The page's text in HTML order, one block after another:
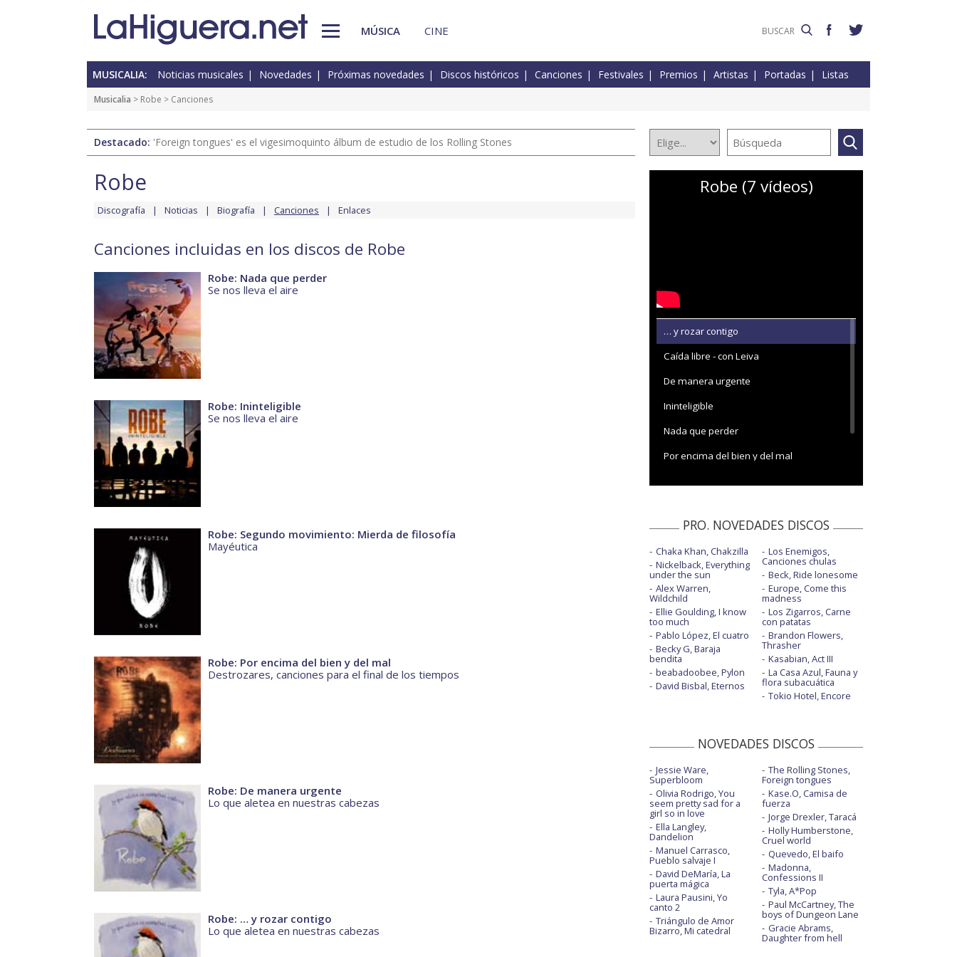
MÚSICA CINE
MUSICALIA: Noticias musicales Novedades Próximas novedades Discos históricos Canciones Festivales Premios Artistas Portadas Listas
Musicalia > Robe > Canciones
Destacado: 'Foreign tongues' es el vigesimoquinto álbum de estudio de los Rolling Stones
Robe
Discografía Noticias Biografía Canciones Enlaces
Canciones incluidas en los discos de Robe
Robe: Nada que perder
Se nos lleva el aire
Robe: Ininteligible
Se nos lleva el aire
Robe: Segundo movimiento: Mierda de filosofía
Mayéutica
Robe: Por encima del bien y del mal
Destrozares, canciones para el final de los tiempos
Robe: De manera urgente
Lo que aletea en nuestras cabezas
Robe: … y rozar contigo
Lo que aletea en nuestras cabezas
Robe (7 vídeos)
… y rozar contigo
Caída libre - con Leiva
De manera urgente
Ininteligible
Nada que perder
Por encima del bien y del mal
PRO. NOVEDADES DISCOS
Chaka Khan, Chakzilla
Nickelback, Everything
under the sun
Alex Warren,
Wildchild
Ellie Goulding, I know
too much
Pablo López, El cuatro
Becky G, Baraja
bendita
beabadoobee, Pylon
David Bisbal, Eternos
Los Enemigos,
Canciones chulas
Beck, Ride lonesome
Europe, Come this
madness
Los Zigarros, Carne
con patatas
Brandon Flowers,
Thrasher
Kasabian, Act III
La Casa Azul, Fauna y
flora subacuática
Tokio Hotel, Encore
NOVEDADES DISCOS
Jessie Ware,
Superbloom
Olivia Rodrigo, You
seem pretty sad for a
girl so in love
Ella Langley,
Dandelion
Manuel Carrasco,
Pueblo salvaje I
David DeMaría, La
puerta mágica
Laura Pausini, Yo
canto 2
Triángulo de Amor
Bizarro, Mi catedral
The Rolling Stones,
Foreign tongues
Kase.O, Camisa de
fuerza
Jorge Drexler, Taracá
Holly Humberstone,
Cruel world
Quevedo, El baifo
Madonna,
Confessions II
Tyla, A*Pop
Paul McCartney, The
boys of Dungeon Lane
Gracie Abrams,
Daughter from hell